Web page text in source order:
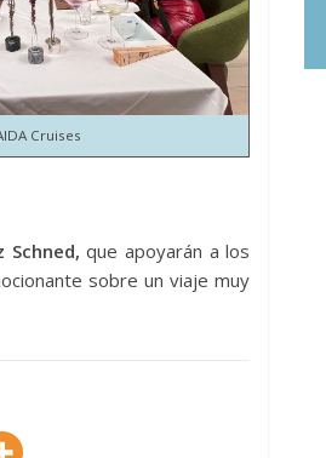
Cruises
Schned, que apoyarán a los
sobre un viaje muy